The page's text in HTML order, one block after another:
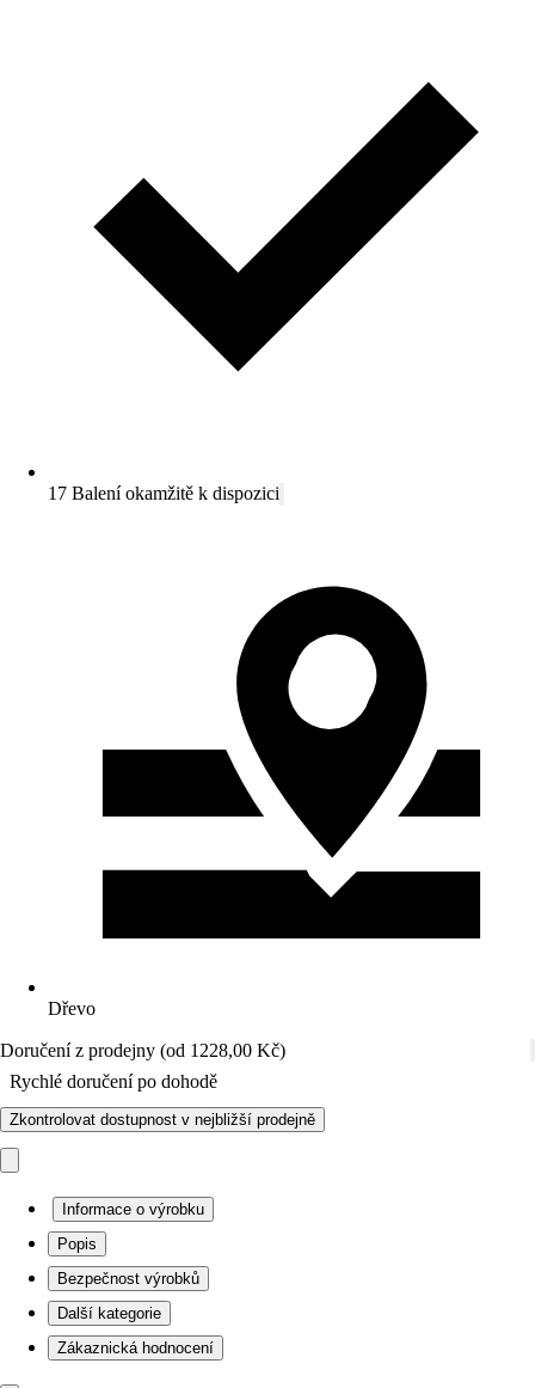
17 Balení okamžitě k dispozici
Dřevo
Doručení z prodejny (od 1228,00 Kč)
Rychlé doručení po dohodě
Zkontrolovat dostupnost v nejbližší prodejně
Informace o výrobku
Popis
Bezpečnost výrobků
Další kategorie
Zákaznická hodnocení